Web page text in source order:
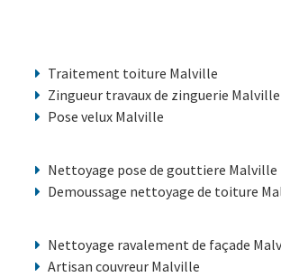
Traitement toiture Malville
Zingueur travaux de zinguerie Malville
Pose velux Malville
Nettoyage pose de gouttiere Malville
Demoussage nettoyage de toiture
Nettoyage ravalement de façade
Artisan couvreur Malville